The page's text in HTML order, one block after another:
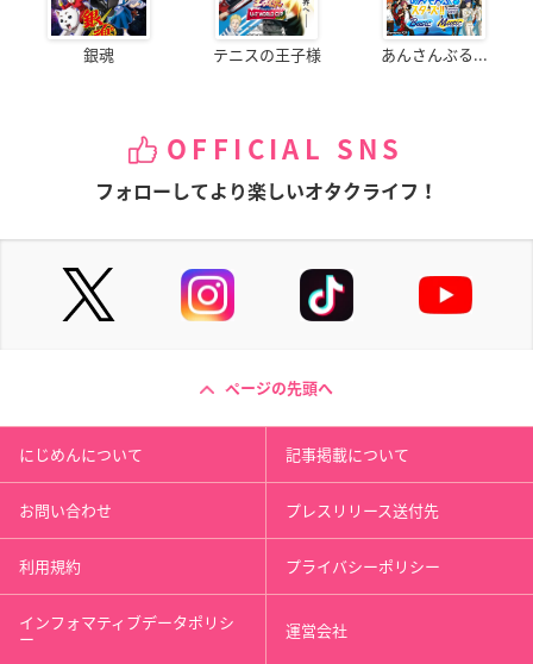
銀魂 テニスの王子様 あんさんぶる...
OFFICIAL SNS
フォローしてより楽しいオタクライフ！
ページの先頭へ
にじめんについて 記事掲載について
お問い合わせ プレスリリース送付先
利用規約 プライバシーポリシー
インフォマティブデータポリシ
ー 運営会社